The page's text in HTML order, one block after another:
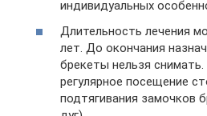
индивидуальных
Длительность лечения
лет. До окончания
брекеты нельзя
регулярное посещение
подтягивания замочков